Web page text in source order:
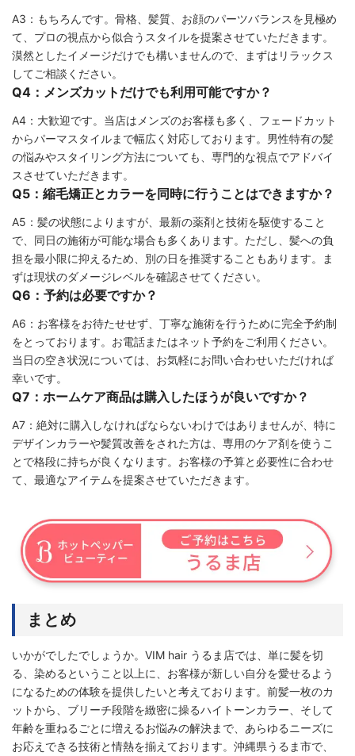
A3：もちろんです。骨格、髪質、お顔のパーツバランスを見極め
て、プロの視点から似合うスタイルを提案させていただきます。
漠然としたイメージだけでも構いませんので、まずはリラックス
してご相談ください。
Q4：メンズカットだけでも利用可能ですか？
A4：大歓迎です。当店はメンズのお客様も多く、フェードカット
からパーマスタイルまで幅広く対応しております。男性特有の髪
の悩みやスタイリング方法についても、専門的な視点でアドバイ
スさせていただきます。
Q5：縮毛矯正とカラーを同時に行うことはできますか？
A5：髪の状態によりますが、最新の薬剤と技術を駆使すること
で、同日の施術が可能な場合も多くあります。ただし、髪への負
担を最小限に抑えるため、別の日を推奨することもあります。ま
ずは現状のダメージレベルを確認させてください。
Q6：予約は必要ですか？
A6：お客様をお待たせせず、丁寧な施術を行うために完全予約制
をとっております。お電話またはネット予約をご利用ください。
当日の空き状況については、お気軽にお問い合わせいただければ
幸いです。
Q7：ホームケア商品は購入したほうが良いですか？
A7：絶対に購入しなければならないわけではありませんが、特に
デザインカラーや髪質改善をされた方は、専用のケア剤を使うこ
とで格段に持ちが良くなります。お客様の予算と必要性に合わせ
て、最適なアイテムを提案させていただきます。
まとめ
いかがでしたでしょうか。VIM hair うるま店では、単に髪を切
る、染めるということ以上に、お客様が新しい自分を愛せるよう
になるための体験を提供したいと考えております。前髪一枚のカ
ットから、ブリーチ段階を緻密に操るハイトーンカラー、そして
年齢を重ねるごとに増えるお悩みの解決まで、あらゆるニーズに
お応えできる技術と情熱を揃えております。沖縄県うるま市で、